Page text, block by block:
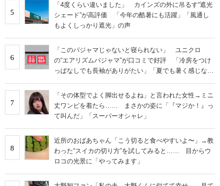
5
「4度くらい違いました」 カインズの外に吊るす“遮光
シェード”が高評価 「今年の酷暑にも活躍」「風通し
もよくしっかり遮光」の声
6
「このパジャマじゃないと寝られない」 ユニクロ
の“エアリズムパジャマ”が口コミで好評 「冷房をつけ
っぱなしでも長袖がありがたい」「夏でも暑く感じな
7
「その体型でよく脚出せるよね」と言われた女性→ミニ
丈ワンピを着たら…… まさかの姿に「『マジか！』っ
て叫んだ」「スーパーオシャレ」
8
近所のおばあちゃん「こう切ると食べやすいよ〜」→教
わった“スイカの切り方”を試してみると…… 目からウ
ロコの光景に「やってみます」